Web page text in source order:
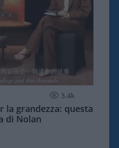
3.4k
la grandezza: questa
di Nolan